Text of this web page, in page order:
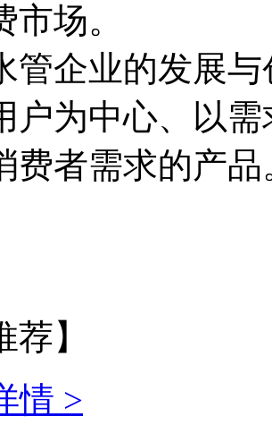
场。
管企业的发展
户为中心、以
费者需求的产品
荐】
情 >